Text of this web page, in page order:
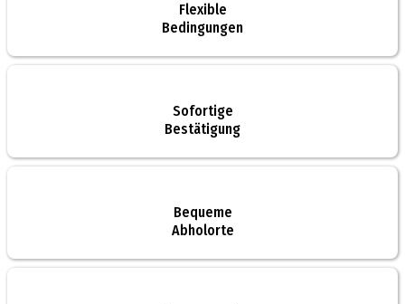
Flexible
Bedingungen
Sofortige
Bestätigung
Bequeme
Abholorte